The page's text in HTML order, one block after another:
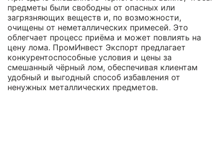
предметы были свободны от опасных или
загрязняющих веществ и, по возможности,
очищены от неметаллических примесей. Это
облегчает процесс приёма и может повлиять на
цену лома. ПромИнвест Экспорт предлагает
конкурентоспособные условия и цены за
смешанный чёрный лом, обеспечивая клиентам
удобный и выгодный способ избавления от
ненужных металлических предметов.